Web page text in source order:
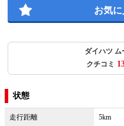
お気
ダイハツ
クチコミ
状態
走行距離 5km